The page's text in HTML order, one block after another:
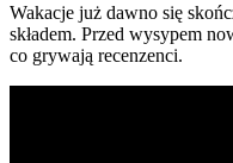
Wakacje już dawno się
składem. Przed wysypem
co grywają recenzenci.